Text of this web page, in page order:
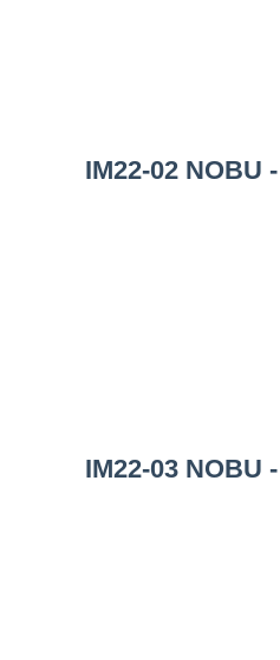
IM22-02 NOBU -
IM22-03 NOBU -